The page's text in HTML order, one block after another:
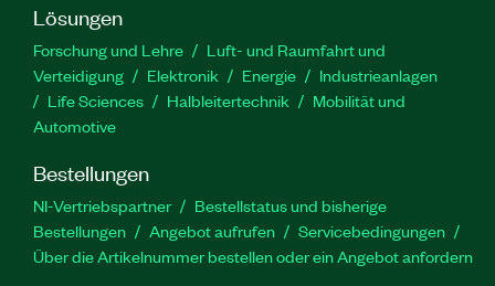
Lösungen
Forschung und Lehre
Luft- und Raumfahrt und
Verteidigung
Elektronik Energie
Industrieanlagen
Life Sciences
Halbleitertechnik
Mobilität und
Automotive
Bestellungen
NI-Vertriebspartner
Bestellstatus und bisherige
Bestellungen
Angebot aufrufen
Servicebedingungen
Über die Artikelnummer bestellen oder ein Angebot anfordern